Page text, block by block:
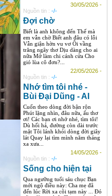
30/05/2026 -
Nguồn tin : -/-
Đợi chờ
Biết là anh không đến Thế mà
em vẫn chờ Biết anh đâu có lỗi
Vẫn giận hờn vu vơ Ôi vầng
trăng ngây thơ Dịu dàng cho ai
nữa Mở làm chi cánh cửa Cho
gió lùa cô đơn?...
22/05/2026 -
Nguồn tin : -/-
Nhớ tìm tôi nhé -
Bùi Đại Dũng - AI
Cuốn theo dòng đời bận rộn
Phút lặng nhìn, đâu nữa, ấu thơ
ơi! Các bạn ơi nhớ nhé, tìm tôi!
Dù hối hả, đường còn dài trước
mặt Tôi lánh khỏi dòng đời giây
lát Quay lại tìm mình năm tháng
xa xưa...
14/05/2026 -
Nguồn tin : -/-
Sống cho hiện tại
Qua ngưỡng tuổi sáu chục Bạn
mới ngộ điều này: Cha mẹ đã
đến lúc Rời xa cõi tạm này ... Đó